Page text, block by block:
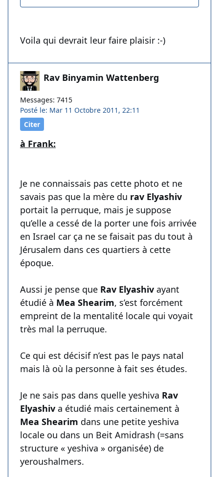
Voila qui devrait leur faire plaisir :-)
Rav Binyamin Wattenberg
Messages: 7415
Posté le: Mar 11 Octobre 2011, 22:11
Citer
à Frank:
Je ne connaissais pas cette photo et ne
savais pas que la mère du rav Elyashiv
portait la perruque, mais je suppose
qu’elle a cessé de la porter une fois arrivée
en Israel car ça ne se faisait pas du tout à
Jérusalem dans ces quartiers à cette
époque.
Aussi je pense que Rav Elyashiv ayant
étudié à Mea Shearim, s’est forcément
empreint de la mentalité locale qui voyait
très mal la perruque.
Ce qui est décisif n’est pas le pays natal
mais là où la personne à fait ses études.
Je ne sais pas dans quelle yeshiva Rav
Elyashiv a étudié mais certainement à
Mea Shearim dans une petite yeshiva
locale ou dans un Beit Amidrash (=sans
structure « yeshiva » organisée) de
yeroushalmers.